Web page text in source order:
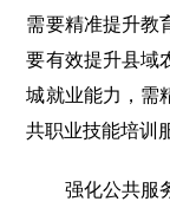
需要精准提升教
要有效提升县域
城就业能力，需
共职业技能培训
强化公共服务